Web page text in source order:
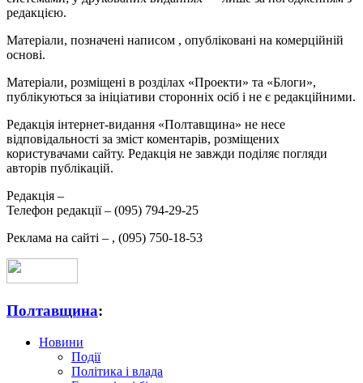
редакцією.
Матеріали, позначені написом , опубліковані на комерційній
основі.
Матеріали, розміщені в розділах «Проекти» та «Блоги»,
публікуються за ініціативи сторонніх осіб і не є редакційними.
Редакція інтернет-видання «Полтавщина» не несе
відповідальності за зміст коментарів, розміщених
користувачами сайту. Редакція не завжди поділяє погляди
авторів публікацій.
Редакція –
Телефон редакції – (095) 794-29-25
Реклама на сайті – , (095) 750-18-53
Полтавщина:
Новини
Події
Політика і влада